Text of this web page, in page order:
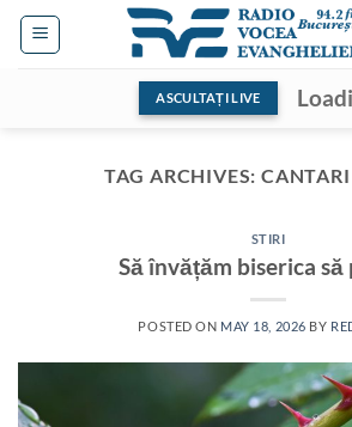
Skip
ASCULTAȚI LIVE
TAG ARCHIVES:
STIRI
Să învățăm biserica să
POSTED ON MAY 18, 2026 BY